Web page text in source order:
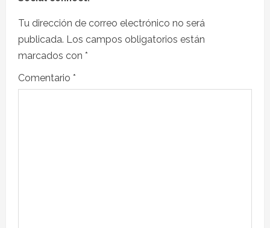
Tu dirección de correo electrónico no será
publicada. Los campos obligatorios están
marcados con *
Comentario *